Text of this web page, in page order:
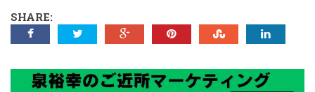
SHARE: